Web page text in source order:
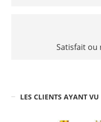
Satisfait ou
LES CLIENTS AYANT